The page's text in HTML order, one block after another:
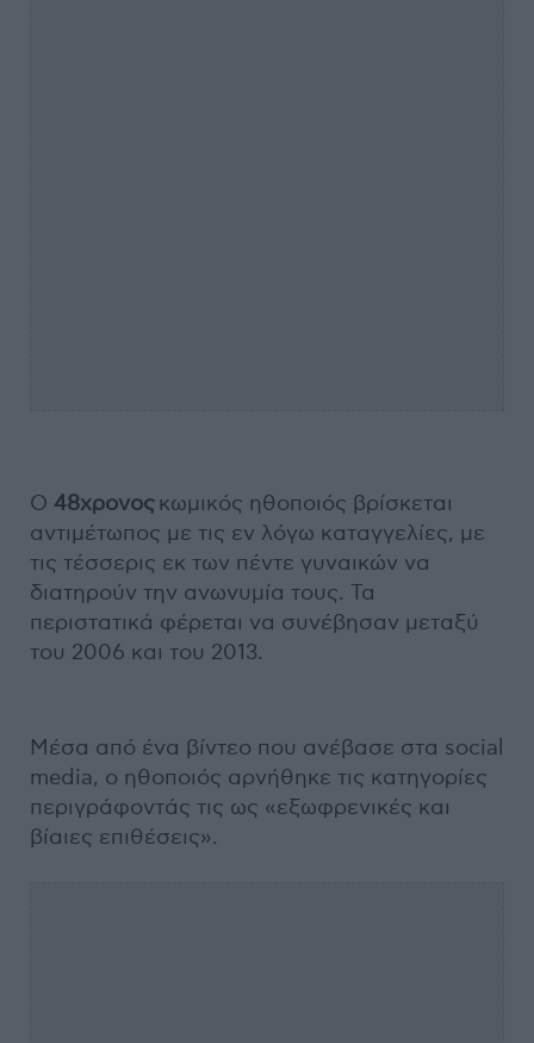
Ο 48χρονοςκωμικός ηθοποιός βρίσκεται
αντιμέτωπος με τις εν λόγω καταγγελίες, με
τις τέσσερις εκ των πέντε γυναικών να
διατηρούν την ανωνυμία τους. Τα
περιστατικά φέρεται να συνέβησαν μεταξύ
του 2006 και του 2013.
Μέσα από ένα βίντεο που ανέβασε στα social
media, ο ηθοποιός αρνήθηκε τις κατηγορίες
περιγράφοντάς τις ως «εξωφρενικές και
βίαιες επιθέσεις».